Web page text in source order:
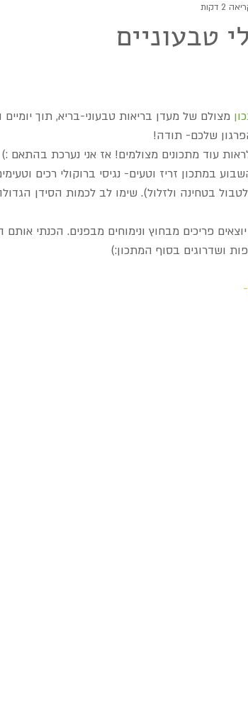
סלטים ותוספות
טבעוניים
2 דקות
שלכם- תודה!
עוד מתכונים מצולמים! אז אני נערכת בהתאם :)
במתכון זריז וטעים- נגיסי ברוקולי רכים
לטבול בטחינה ולזלול). שימו לב לכמות הסידן
פריכים מבחוץ ונימוחים מבפנים. הכנתי
ושדרוגים בסוף המתכון:)